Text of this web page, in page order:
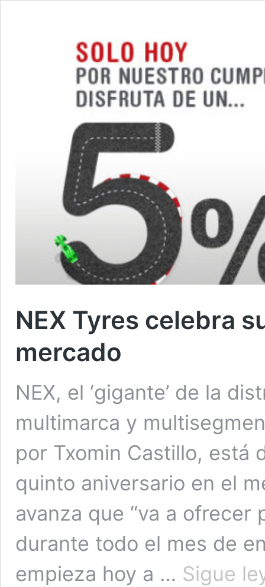
NEX Tyres celebra
mercado
NEX, el ‘gigante’ de la
multimarca y
por Txomin Castillo, está
quinto aniversario en el
avanza que “va a
durante todo el mes de
empieza hoy a … Sigue